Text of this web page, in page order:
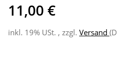
11,00 €
inkl. 19% USt. , zzgl. Versand